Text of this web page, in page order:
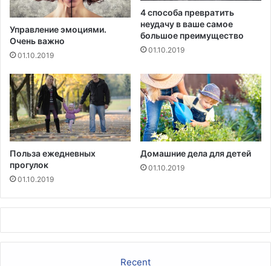
Управление эмоциями.
Очень важно
01.10.2019
4 способа превратить
неудачу в ваше самое
большое преимущество
01.10.2019
Польза ежедневных
прогулок
01.10.2019
Домашние дела для детей
01.10.2019
Recent